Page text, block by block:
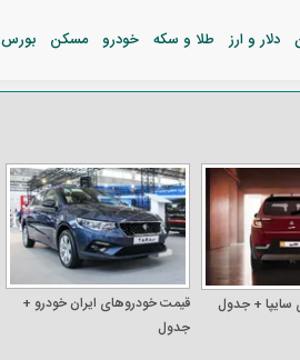
دلار و ارز طلا و سکه خودرو مسکن بورس
+ جدول
قیمت خودرو‌های ایران خودرو +
جدول